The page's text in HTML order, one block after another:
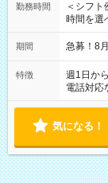
勤務時間
＜シフト例＞
時間を選
期間 急募！8
特徴 週1日か
電話対応
気になる！